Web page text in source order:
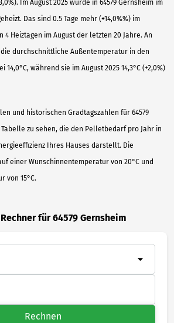
Im August 2025 wurde in 64579 Gernsheim im
Das sind 0.5 Tage mehr (+14,0%%) im
Heiztagen im August der letzten 20 Jahre. An
die durchschnittliche Außentemperatur in den
14,0°C, während sie im August 2025 14,3°C (+2,0%)
und historischen Gradtagszahlen für 64579
zu sehen, die den Pelletbedarf pro Jahr in
Ihres Hauses darstellt. Die
einer Wunschinnentemperatur von 20°C und
von 15°C.
für 64579 Gernsheim
Rechnen